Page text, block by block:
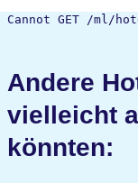
Cannot GET /ml/
Andere
vielleicht
könnten: